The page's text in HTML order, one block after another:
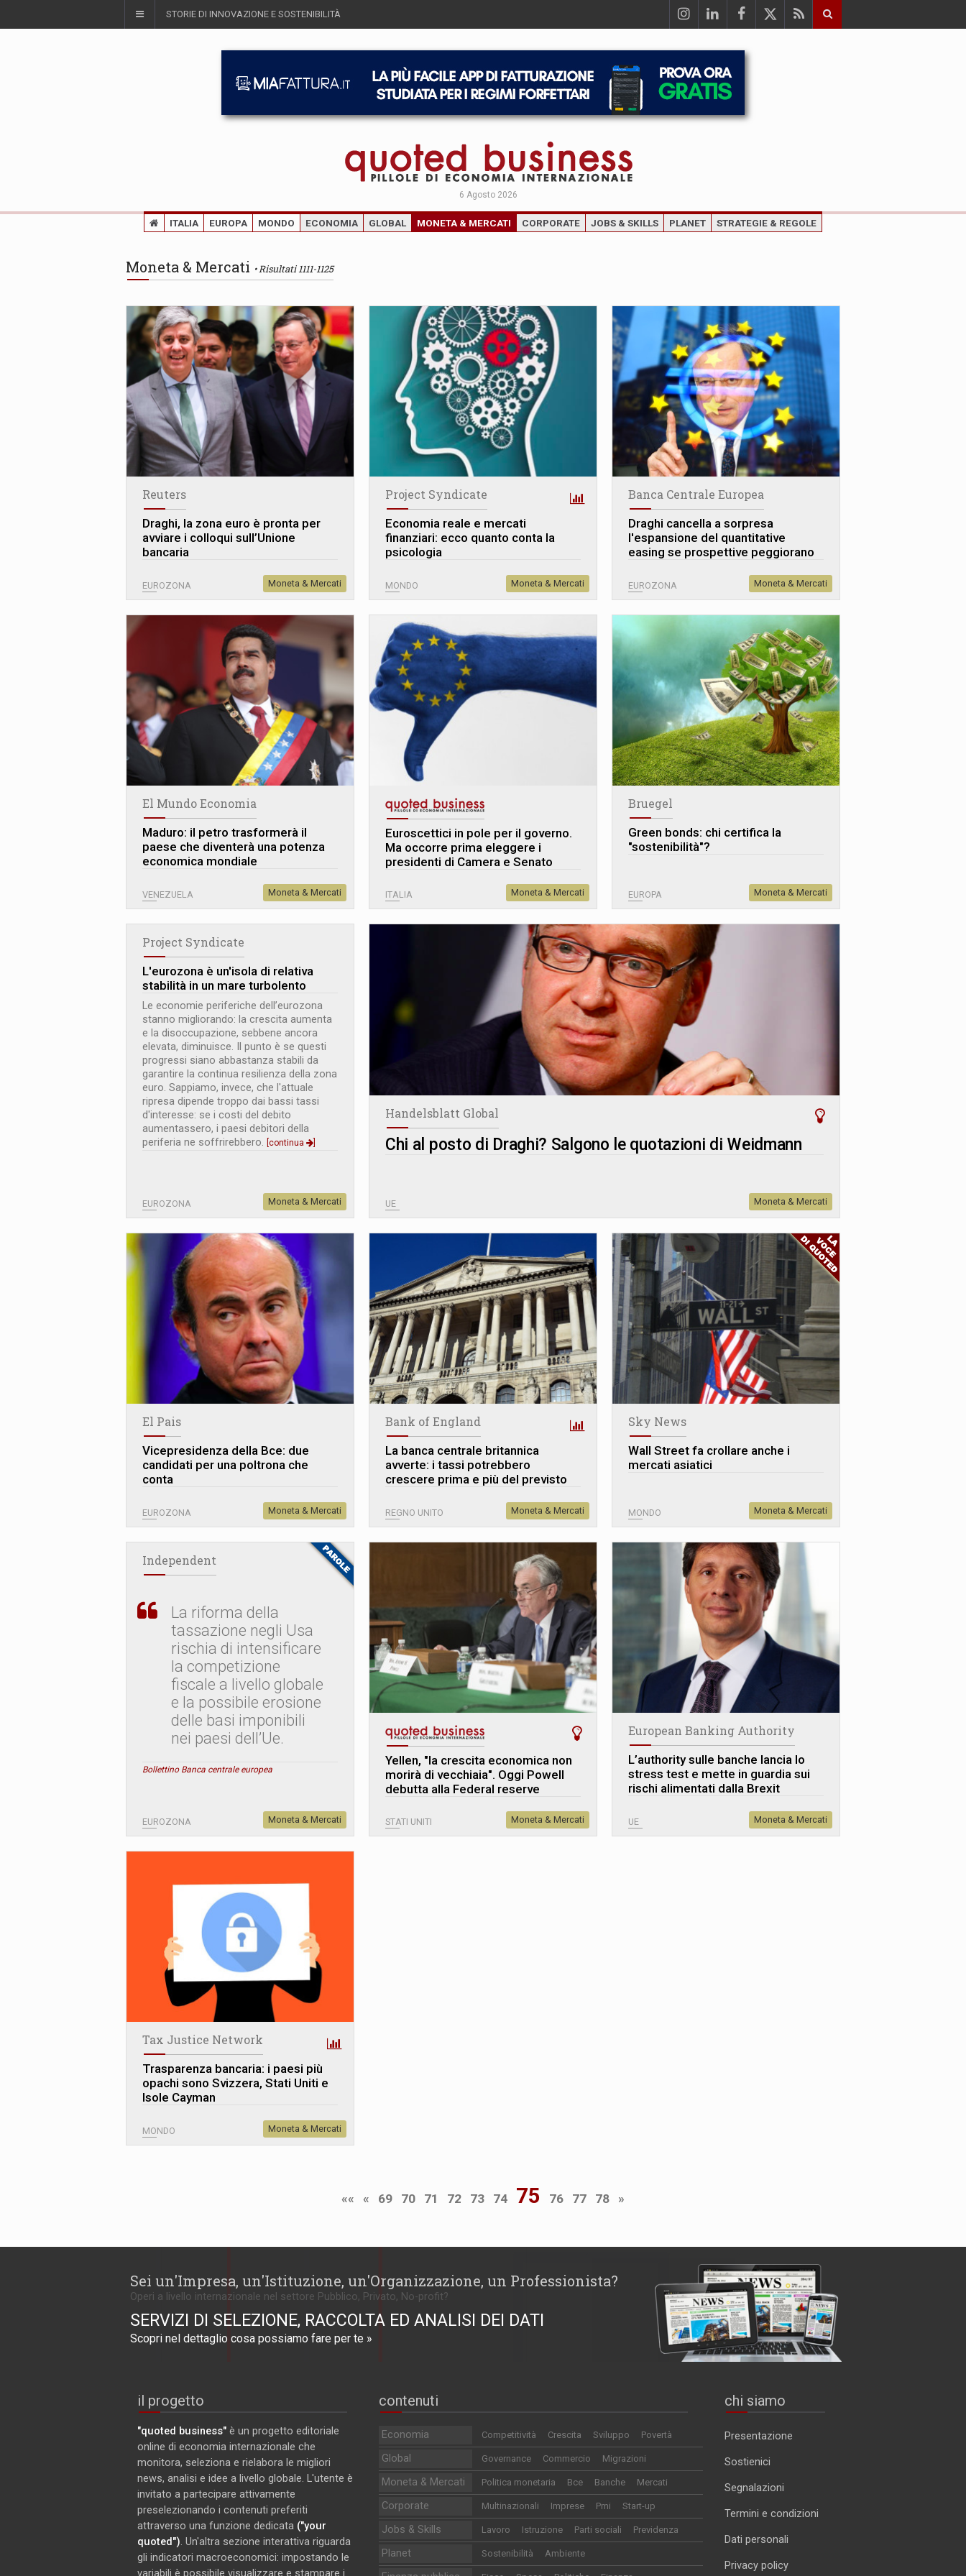
STORIE DI INNOVAZIONE E SOSTENIBILITÀ
6 Agosto 2026
ITALIA EUROPA MONDO ECONOMIA GLOBAL MONETA & MERCATI CORPORATE JOBS & SKILLS PLANET STRATEGIE & REGOLE
Moneta & Mercati Risultati 1111-1125
Reuters
Draghi, la zona euro è pronta per
avviare i colloqui sull’Unione
bancaria
EUROZONA Moneta & Mercati
Project Syndicate
Economia reale e mercati
finanziari: ecco quanto conta la
psicologia
MONDO Moneta & Mercati
Banca Centrale Europea
Draghi cancella a sorpresa
l'espansione del quantitative
easing se prospettive peggiorano
EUROZONA Moneta & Mercati
El Mundo Economia
Maduro: il petro trasformerà il
paese che diventerà una potenza
economica mondiale
VENEZUELA Moneta & Mercati
Euroscettici in pole per il governo.
Ma occorre prima eleggere i
presidenti di Camera e Senato
ITALIA Moneta & Mercati
Bruegel
Green bonds: chi certifica la
"sostenibilità"?
EUROPA Moneta & Mercati
Project Syndicate
L'eurozona è un'isola di relativa
stabilità in un mare turbolento
Le economie periferiche dell’eurozona
stanno migliorando: la crescita aumenta
e la disoccupazione, sebbene ancora
elevata, diminuisce. Il punto è se questi
progressi siano abbastanza stabili da
garantire la continua resilienza della zona
euro. Sappiamo, invece, che l'attuale
ripresa dipende troppo dai bassi tassi
d'interesse: se i costi del debito
aumentassero, i paesi debitori della
periferia ne soffrirebbero. [continua
EUROZONA Moneta & Mercati
Handelsblatt Global
Chi al posto di Draghi? Salgono le quotazioni di Weidmann
UE Moneta & Mercati
El Pais
Vicepresidenza della Bce: due
candidati per una poltrona che
conta
EUROZONA Moneta & Mercati
Bank of England
La banca centrale britannica
avverte: i tassi potrebbero
crescere prima e più del previsto
REGNO UNITO Moneta & Mercati
Sky News
Wall Street fa crollare anche i
mercati asiatici
MONDO Moneta & Mercati
Independent
La riforma della
tassazione negli Usa
rischia di intensificare
la competizione
fiscale a livello globale
e la possibile erosione
delle basi imponibili
nei paesi dell’Ue.
Bollettino Banca centrale europea
EUROZONA Moneta & Mercati
Yellen, "la crescita economica non
morirà di vecchiaia". Oggi Powell
debutta alla Federal reserve
STATI UNITI Moneta & Mercati
European Banking Authority
L’authority sulle banche lancia lo
stress test e mette in guardia sui
rischi alimentati dalla Brexit
UE Moneta & Mercati
Tax Justice Network
Trasparenza bancaria: i paesi più
opachi sono Svizzera, Stati Uniti e
Isole Cayman
MONDO Moneta & Mercati
«« « 69 70 71 72 73 74 75 76 77 78 »
Sei un'Impresa, un'Istituzione, un'Organizzazione, un Professionista?
Operi a livello internazionale nel settore Pubblico, Privato, No-profit?
SERVIZI DI SELEZIONE, RACCOLTA ED ANALISI DEI DATI
Scopri nel dettaglio cosa possiamo fare per te »
il progetto
"quoted business" è un progetto editoriale
online di economia internazionale che
monitora, seleziona e rielabora le migliori
news, analisi e idee a livello globale. L'utente è
invitato a partecipare attivamente
preselezionando i contenuti preferiti
attraverso una funzione dedicata ("your
quoted"). Un'altra sezione interattiva riguarda
gli indicatori macroeconomici: impostando le
contenuti
Economia Competitività Crescita Sviluppo Povertà
Global Governance Commercio Migrazioni
Moneta & Mercati Politica monetaria Bce Banche Mercati
Corporate Multinazionali Imprese Pmi Start-up
Jobs & Skills Lavoro Istruzione Parti sociali Previdenza
Planet Sostenibilità Ambiente
chi siamo
Presentazione
Sostienici
Segnalazioni
Termini e condizioni
Dati personali
Privacy policy